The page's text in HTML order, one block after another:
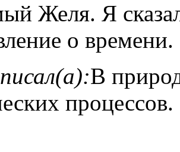
Желя. Я
о времени.
В
процессов.